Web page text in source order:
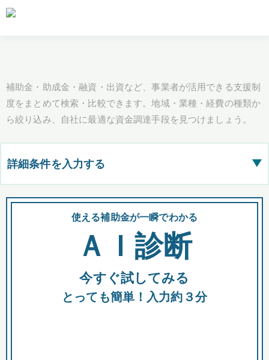
補助金・助成金・融資・出資など、事業者が活用できる支援制
度をまとめて検索・比較できます。地域・業種・経費の種類か
ら絞り込み、自社に最適な資金調達手段を見つけましょう。
詳細条件を入力する ▶
都道府県
全国の検索結果を含めて表示
助成金 融資 出資
使える補助金が一瞬でわかる
ＡＩ診断
今すぐ試してみる
とっても簡単！入力約３分